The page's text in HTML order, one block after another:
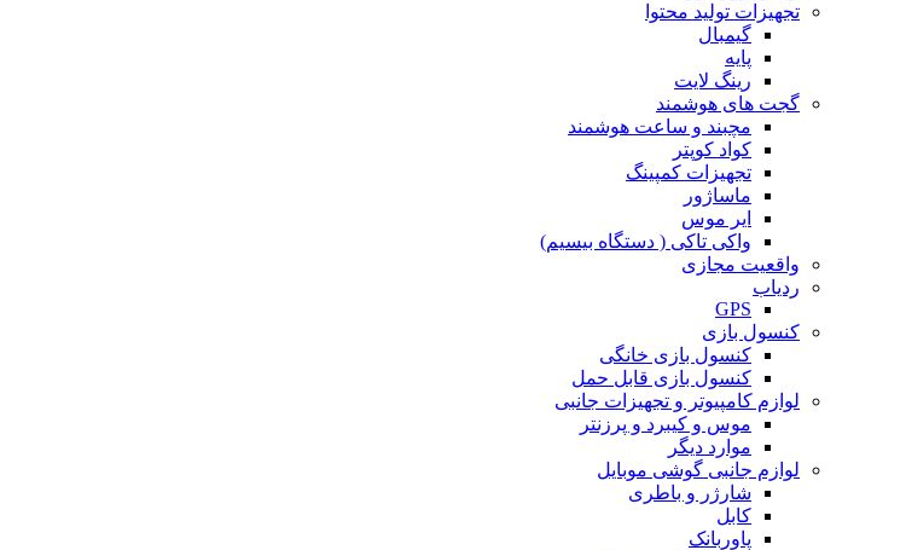
تجهیزات تولید محتوا
گیمبال
پایه
رینگ لایت
گجت های هوشمند
مچبند و ساعت هوشمند
کواد کوپتر
تجهیزات کمپینگ
ماساژور
ایر موس
واکی تاکی ( دستگاه بیسیم)
واقعیت مجازی
ردیاب
GPS
کنسول بازی
کنسول بازی خانگی
کنسول بازی قابل حمل
لوازم کامپیوتر و تجهیزات جانبی
موس و کیبرد و پرزنتر
موارد دیگر
لوازم جانبی گوشی موبایل
شارژر و باطری
کابل
پاوربانک